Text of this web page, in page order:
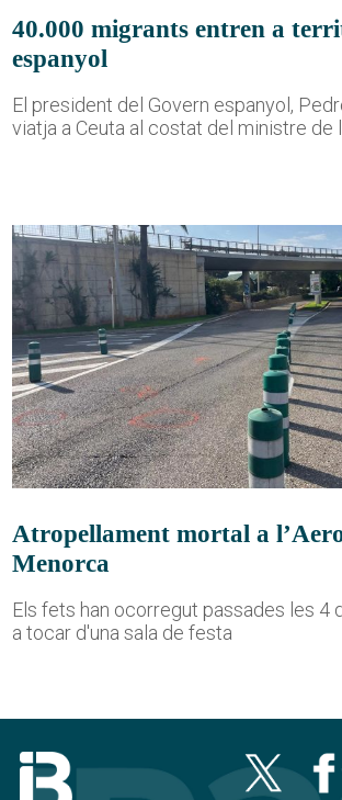
40.000 migrants entren a
espanyol
El president del Govern espanyol,
viatja a Ceuta al costat del ministre de
Atropellament mortal a
Menorca
Els fets han ocorregut passades les 4
a tocar d'una sala de festa